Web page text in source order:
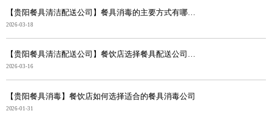
2026-03-18
【贵阳餐具清洁配送公司】餐饮店选择餐具配送公司的好处
2026-03-16
【贵阳餐具消毒】餐饮店如何选择适合的餐具消毒公司
2026-01-31